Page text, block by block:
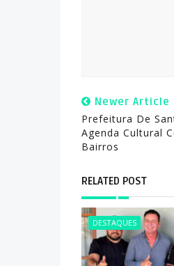
Newer Article
Prefeitura De
Agenda Cultural
Bairros
RELATED POST
DESTAQUES